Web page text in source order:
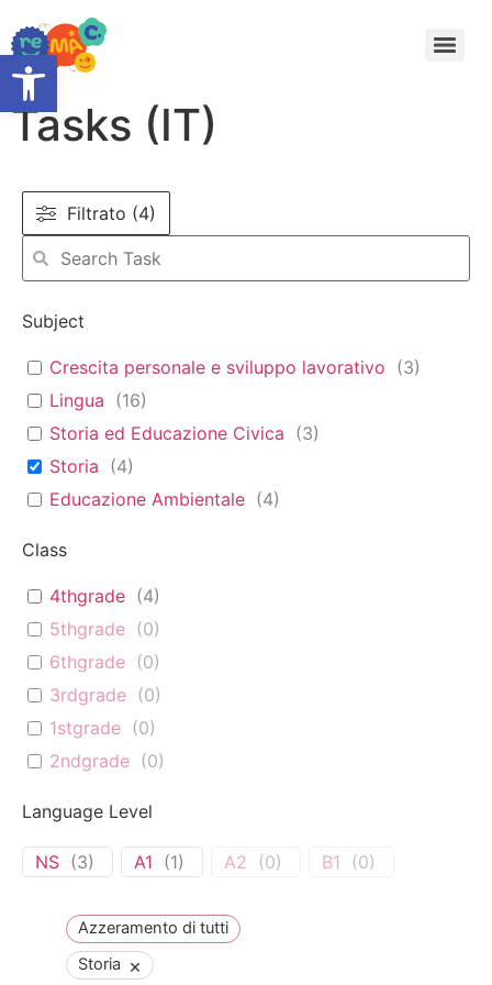
Open toolbar
Tasks (IT)
Filtrato (4)
Subject
Crescita personale e sviluppo lavorativo (3)
Lingua (16)
Storia ed Educazione Civica (3)
Storia (4)
Educazione Ambientale (4)
Class
4thgrade (4)
5thgrade (0)
6thgrade (0)
3rdgrade (0)
1stgrade (0)
2ndgrade (0)
Language Level
NS (3) A1 (1) A2 (0) B1 (0)
Azzeramento di tutti
Storia ×